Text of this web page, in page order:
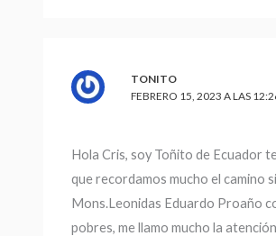
TONITO
FEBRERO 15, 2023 A LAS
Hola Cris, soy Toñito de Ecuador
que recordamos mucho el camino
Mons.Leonidas Eduardo Proaño
pobres, me llamo mucho la